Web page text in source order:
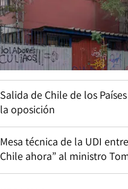
Salida de Chile de los
la oposición
Mesa técnica de la UDI
Chile ahora” al ministro